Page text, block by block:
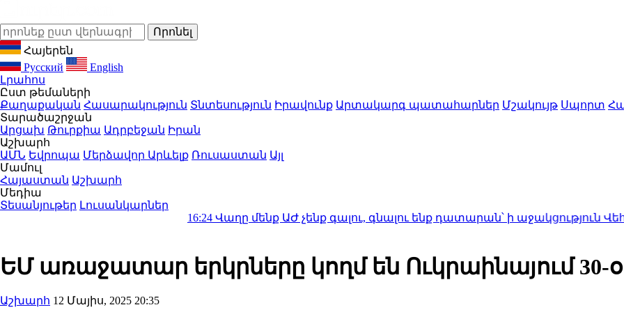
Հայերեն
Русский
English
Լրահոս
Ըստ թեմաների
Քաղաքական Հասարակություն Տնտեսություն Իրավունք Արտակարգ պատահարներ Մշակույթ Սպորտ
Տարածաշրջան
Արցախ Թուրքիա Ադրբեջան Իրան
Աշխարհ
ԱՄՆ Եվրոպա Մերձավոր Արևելք Ռուսաստան Այլ
Մամուլ
Հայաստան Աշխարհ
Մեդիա
Տեսանյութեր Լուսանկարներ
Վաղը մենք ԱԺ չենք գալու, գնալու ենք դատարան՝ ի աջակցություն
ԵՄ առաջատար երկրները կողմ են Ուկրաինայում
Աշխարհ 12 Մայիս, 2025 20:35